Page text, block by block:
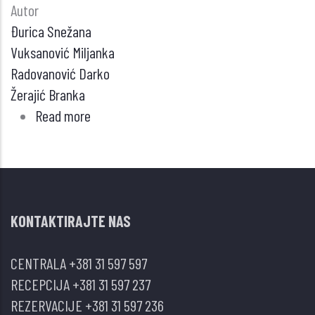
Autor
Đurica Snežana
Vuksanović Miljanka
Radovanović Darko
Žerajić Branka
Read more
KONTAKTIRAJTE NAS
CENTRALA+381 31 597 597
RECEPCIJA+381 31 597 237
REZERVACIJE +381 31 597 236